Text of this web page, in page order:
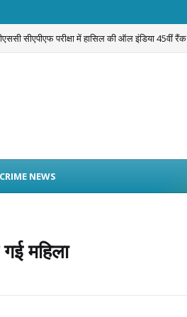
सीएपीएफ परीक्षा में हासिल की ऑल इंडिया 45वीं रैंक
CRIME NEWS
महिला